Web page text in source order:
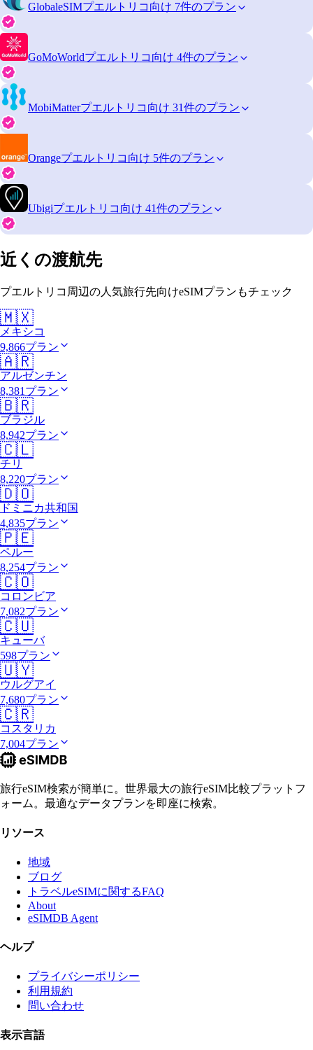
GlobaleSIMプエルトリコ向け 7件のプラン
GoMoWorldプエルトリコ向け 4件のプラン
MobiMatterプエルトリコ向け 31件のプラン
Orangeプエルトリコ向け 5件のプラン
Ubigiプエルトリコ向け 41件のプラン
近くの渡航先
プエルトリコ周辺の人気旅行先向けeSIMプランもチェック
🇲🇽
メキシコ
9,866プラン
🇦🇷
アルゼンチン
8,381プラン
🇧🇷
ブラジル
8,942プラン
🇨🇱
チリ
8,220プラン
🇩🇴
ドミニカ共和国
4,835プラン
🇵🇪
ペルー
8,254プラン
🇨🇴
コロンビア
7,082プラン
🇨🇺
キューバ
598プラン
🇺🇾
ウルグアイ
7,680プラン
🇨🇷
コスタリカ
7,004プラン
旅行eSIM検索が簡単に。世界最大の旅行eSIM比較プラットフ
ォーム。最適なデータプランを即座に検索。
リソース
地域
ブログ
トラベルeSIMに関するFAQ
About
eSIMDB Agent
ヘルプ
プライバシーポリシー
利用規約
問い合わせ
表示言語